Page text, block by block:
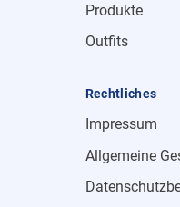
Produkte
Outfits
Rechtliches
Impressum
Allgemeine